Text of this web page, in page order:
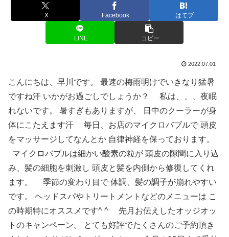
X Facebook はてブ
LINE コピー
2022.07.01
こんにちは、早川です。 最速の梅雨明けでいきなり猛暑
ですね汗 いかがお過ごしでしょうか？ 私は、、、夜眠
れないです。 暑すぎもありますが、 日中のクーラーが身
体にこたえます汗 毎日、お店のマイクロバブルで 頭皮
をマッサージしてなんとか 自律神経を保っております。
マイクロバブルは細かい酸素の粒が 頭皮の隙間に入り込
み、髪の細胞を刺激し 頭皮と髪を内側から修復してくれ
ます。 季節の変わり目で 体調、髪の調子が崩れやすい
です。 ヘッドスパやトリートメントなどのメニューは こ
の時期特にオススメです^ ^ 先月お伝えしたオッジオッ
トのキャンペーン。 とても好評でたくさんのご予約頂き